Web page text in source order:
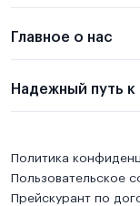
Главное о нас
Надежный путь
Политика
Пользовательское
Прейскурант по